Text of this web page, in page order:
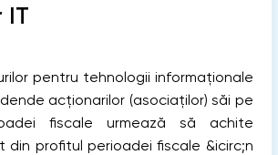
IT
pentru tehnologii informaționale
acționarilor (asociaților) săi pe
fiscale urmează să achite
din profitul perioadei fiscale &icirc;n